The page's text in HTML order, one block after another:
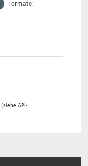
Formate:
(siehe API-